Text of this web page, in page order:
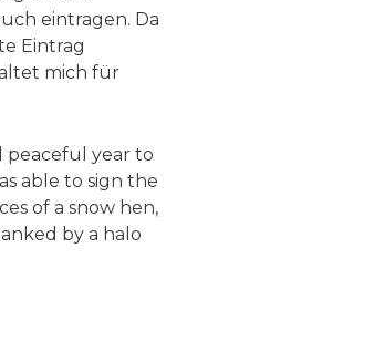
eintragen. Da
Eintrag
mich für
peaceful year to
able to sign the
of a snow hen,
by a halo